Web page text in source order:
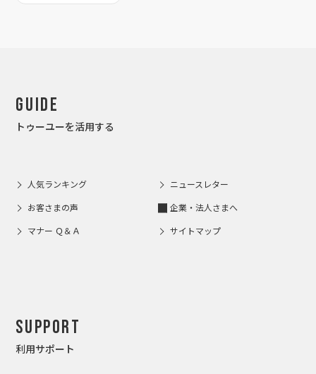
Guide
トゥーユーを活用する
人気ランキング ニュースレター
お客さまの声 企業・法人さまへ
マナー Ｑ＆Ａ サイトマップ
Support
利用サポート